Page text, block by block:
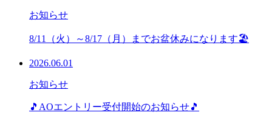
お知らせ
8/11（火）～8/17（月）までお盆休みになります🏖
2026.06.01
お知らせ
🎵AOエントリー受付開始のお知らせ🎵